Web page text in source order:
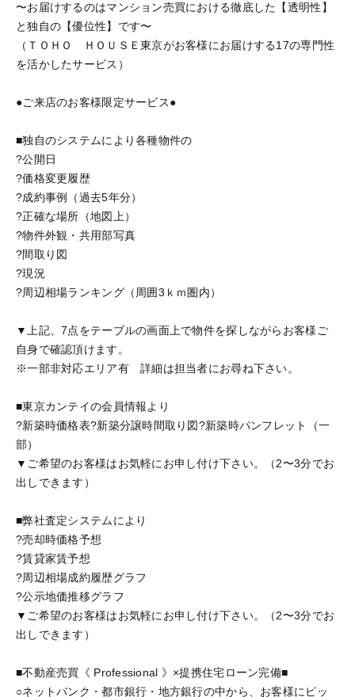
〜お届けするのはマンション売買における徹底した【透明性】
と独自の【優位性】です〜
（ＴＯＨＯ ＨＯＵＳＥ東京がお客様にお届けする17の専門性
を活かしたサービス）
●ご来店のお客様限定サービス●
■独自のシステムにより各種物件の
?公開日
?価格変更履歴
?成約事例（過去5年分）
?正確な場所（地図上）
?物件外観・共用部写真
?間取り図
?現況
?周辺相場ランキング（周囲3ｋｍ圏内）
▼上記、7点をテーブルの画面上で物件を探しながらお客様ご
自身で確認頂けます。
※一部非対応エリア有 詳細は担当者にお尋ね下さい。
■東京カンテイの会員情報より
?新築時価格表?新築分譲時間取り図?新築時パンフレット（一
部）
▼ご希望のお客様はお気軽にお申し付け下さい。（2〜3分でお
出しできます）
■弊社査定システムにより
?売却時価格予想
?賃貸家賃予想
?周辺相場成約履歴グラフ
?公示地価推移グラフ
▼ご希望のお客様はお気軽にお申し付け下さい。（2〜3分でお
出しできます）
■不動産売買《 Professional 》×提携住宅ローン完備■
○ネットバンク・都市銀行・地方銀行の中から、お客様にピッ